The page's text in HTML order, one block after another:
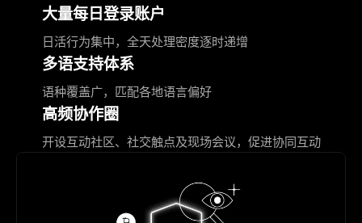
大量每日登录账户
日活行为集中，全天处理密度逐时递增
多语支持体系
语种覆盖广，匹配各地语言偏好
高频协作圈
开设互动社区、社交触点及现场会议，促进协同互动